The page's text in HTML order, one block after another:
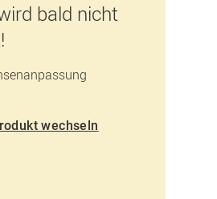
bald nicht
wechseln